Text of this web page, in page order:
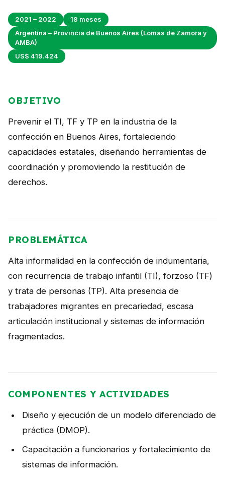
Argentina
PROYECTOS
Publicaciones
Caja de Herramientas
NOTICIAS
CONTACTO
2021 – 2022
18 meses
Argentina – Provincia de Buenos Aires (Lomas de Zamora y
AMBA)
US$ 419.424
OBJETIVO
Prevenir el TI, TF y TP en la industria de la
confección en Buenos Aires, fortaleciendo
capacidades estatales, diseñando herramientas de
coordinación y promoviendo la restitución de
derechos.
PROBLEMÁTICA
Alta informalidad en la confección de indumentaria,
con recurrencia de trabajo infantil (TI), forzoso (TF)
y trata de personas (TP). Alta presencia de
trabajadores migrantes en precariedad, escasa
articulación institucional y sistemas de información
fragmentados.
COMPONENTES Y ACTIVIDADES
Diseño y ejecución de un modelo diferenciado de
práctica (DMOP).
Capacitación a funcionarios y fortalecimiento de
sistemas de información.